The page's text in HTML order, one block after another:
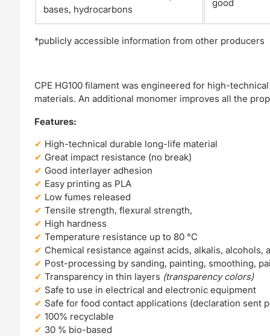
bases, hydrocarbons
good
*publicly accessible information from other producers
CPE HG100 filament was engineered for high-
materials. An additional monomer improves all the
Features:
High-technical durable long-life material
Great impact resistance (no break)
Good interlayer adhesion
Easy printing as PLA
Low fumes released
Tensile strength, flexural strength,
High hardness
Temperature resistance up to 80 °C
Chemical resistance against acids, alkalis, alcohols,
Post-processing by sanding, painting, smoothing,
Transparency in thin layers (transparency colors)
Safe to use in electrical and electronic equipment
Safe for food contact applications (declaration sent
100% recyclable
30 % bio-based